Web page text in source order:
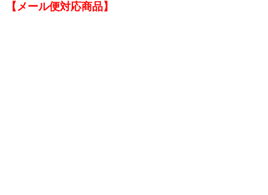
【メール便対応商品】